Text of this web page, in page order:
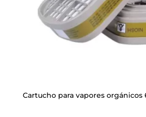
Cartucho para vapores orgánicos